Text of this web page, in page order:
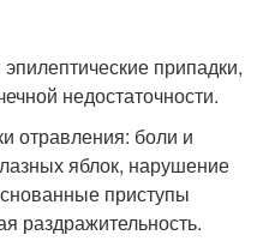
припадки,
недостаточности.
отравления: боли и
яблок, нарушение
приступы
раздражительность.